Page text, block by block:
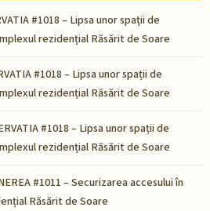
#1018 – Lipsa unor spații de
rezidențial Răsărit de Soare
#1018 – Lipsa unor spații de
rezidențial Răsărit de Soare
#1018 – Lipsa unor spații de
rezidențial Răsărit de Soare
#1011 – Securizarea accesului în
Răsărit de Soare